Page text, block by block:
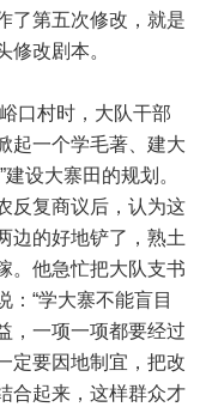
了第五次修改，就是
修改剧本。
村时，大队干部
起一个学毛著、建大
设大寨田的规划。
反复商议后，认为这
边的好地铲了，熟土
。他急忙把大队支书
：“学大寨不能盲目
，一项一项都要经过
定要因地制宜，把改
合起来，这样群众才